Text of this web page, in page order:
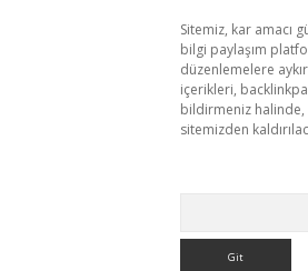
Sitemiz, kar amacı
bilgi paylaşım
düzenlemelere
içerikleri,
bildirmeniz
sitemizden